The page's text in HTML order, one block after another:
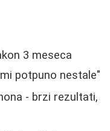
3 meseca
potpuno nestale"
- brzi rezultati,